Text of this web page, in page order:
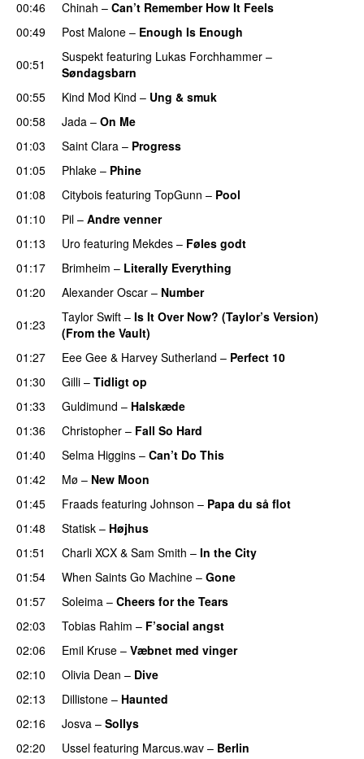
00:46
Chinah – Can’t Remember How It Feels
00:49 Post Malone – Enough Is Enough
00:51
Suspekt featuring Lukas Forchhammer –
Søndagsbarn
00:55
Kind Mod Kind – Ung & smuk
00:58
Jada – On Me
01:03
Saint Clara – Progress
01:05
Phlake – Phine
01:08
Citybois featuring TopGunn – Pool
01:10
Pil – Andre venner
01:13
Uro featuring Mekdes – Føles godt
01:17
Brimheim – Literally Everything
01:20 Alexander Oscar – Number
01:23
Taylor Swift – Is It Over Now? (Taylor’s Version)
(From the Vault)
01:27
Eee Gee & Harvey Sutherland – Perfect 10
01:30
Gilli – Tidligt op
01:33 Guldimund – Halskæde
01:36
Christopher – Fall So Hard
01:40
Selma Higgins – Can’t Do This
01:42
Mø – New Moon
01:45
Fraads featuring Johnson – Papa du så flot
01:48 Statisk – Højhus
01:51 Charli XCX & Sam Smith – In the City
01:54
When Saints Go Machine – Gone
01:57 Soleima – Cheers for the Tears
02:03
Tobias Rahim – F’social angst
02:06
Emil Kruse – Væbnet med vinger
02:10 Olivia Dean – Dive
02:13 Dillistone – Haunted
02:16 Josva – Sollys
02:20
Ussel featuring Marcus.wav – Berlin